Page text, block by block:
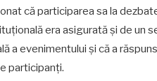
că participarea sa la
era asigurată și de un
a evenimentului și că a
participanți.